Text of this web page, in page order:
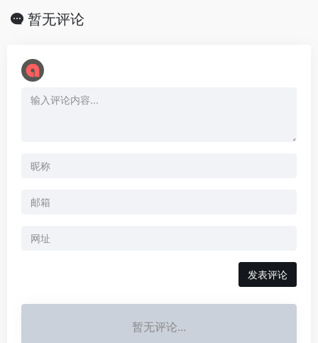
暂无评论
暂无评论...